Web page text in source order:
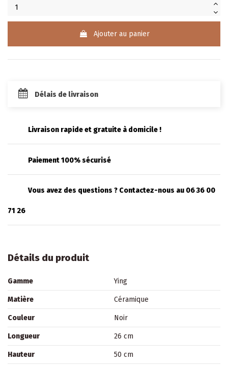
Ajouter au panier
Délais de livraison
Livraison rapide et gratuite à domicile !
Paiement 100% sécurisé
Vous avez des questions ? Contactez-nous au 06 36 00
71 26
Détails du produit
Gamme Ying
Matière Céramique
Couleur Noir
Longueur 26 cm
Hauteur 50 cm